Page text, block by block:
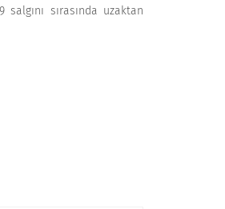
sırasında uzaktan